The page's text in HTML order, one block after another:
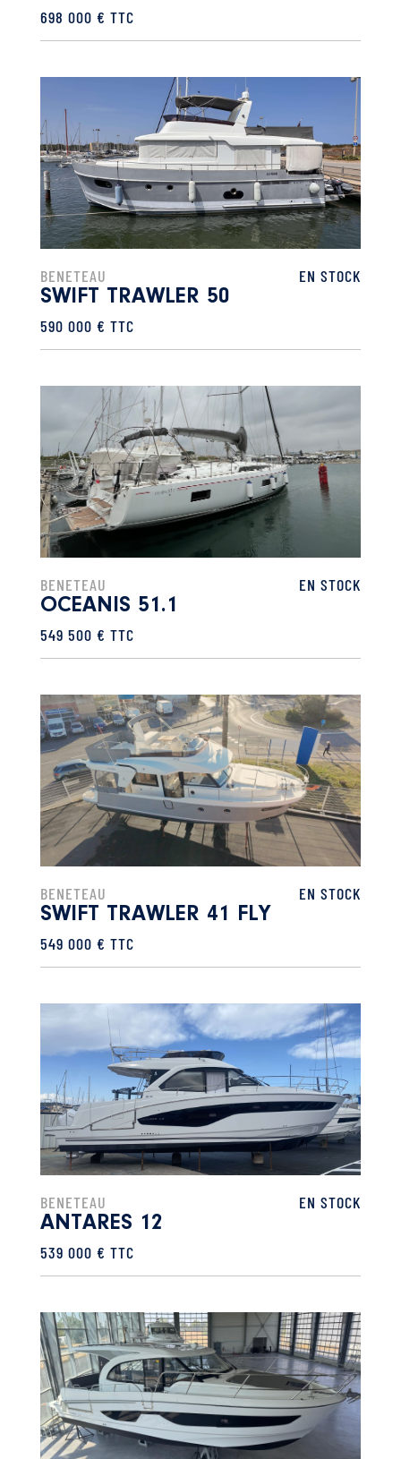
698 000 € TTC
BENETEAU EN STOCK
SWIFT TRAWLER 50
590 000 € TTC
BENETEAU EN STOCK
OCEANIS 51.1
549 500 € TTC
BENETEAU EN STOCK
SWIFT TRAWLER 41 FLY
549 000 € TTC
BENETEAU EN STOCK
ANTARES 12
539 000 € TTC